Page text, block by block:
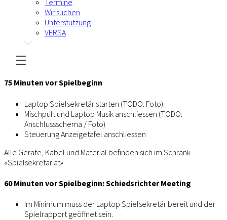
Termine
Wir suchen
Unterstützung
VERSA
75 Minuten vor Spielbeginn
Laptop Spielsekretär starten (TODO: Foto)
Mischpult und Laptop Musik anschliessen (TODO:
Anschlussschema / Foto)
Steuerung Anzeigetafel anschliessen
Alle Geräte, Kabel und Material befinden sich im Schrank
«Spielsekretariat».
60 Minuten vor Spielbeginn: Schiedsrichter Meeting
Im Minimum muss der Laptop Spielsekretär bereit und der
Spielrapport geöffnet sein.